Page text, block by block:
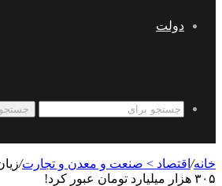
دولت
خانه/ اقتصاد > صنعت و معدن و تجارت/
۳۰۵ هزار میلیارد تومان عبور کرد!